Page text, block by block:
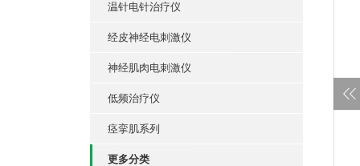
温针电针治疗仪
经皮神经电刺激仪
神经肌肉电刺激仪
低频治疗仪
痉挛肌系列
更多分类